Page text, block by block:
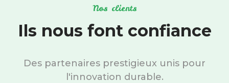
Nos clients
Ils nous font confiance
Des partenaires prestigieux unis pour
l'innovation durable.